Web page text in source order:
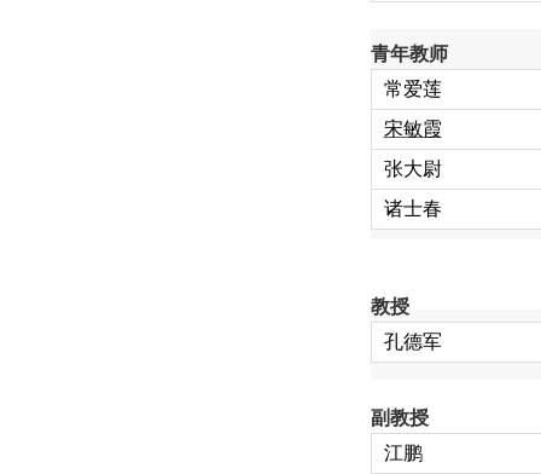
青年教师
常爱莲
宋敏霞
张大尉
诸士春
教授
孔德军
副教授
江鹏